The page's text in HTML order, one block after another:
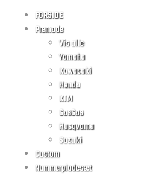
FORSIDE
Premade
Vis alle
Yamaha
Kawasaki
Honda
KTM
GasGas
Husqvarna
Suzuki
Custom
Nummerpladesæt